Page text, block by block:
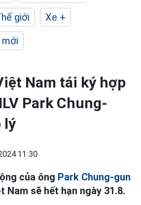
giới
Xe +
Nam tái ký hợp
Park Chung-
lý
11:30
của ông Park Chung-gun
Nam sẽ hết hạn ngày 31.8.